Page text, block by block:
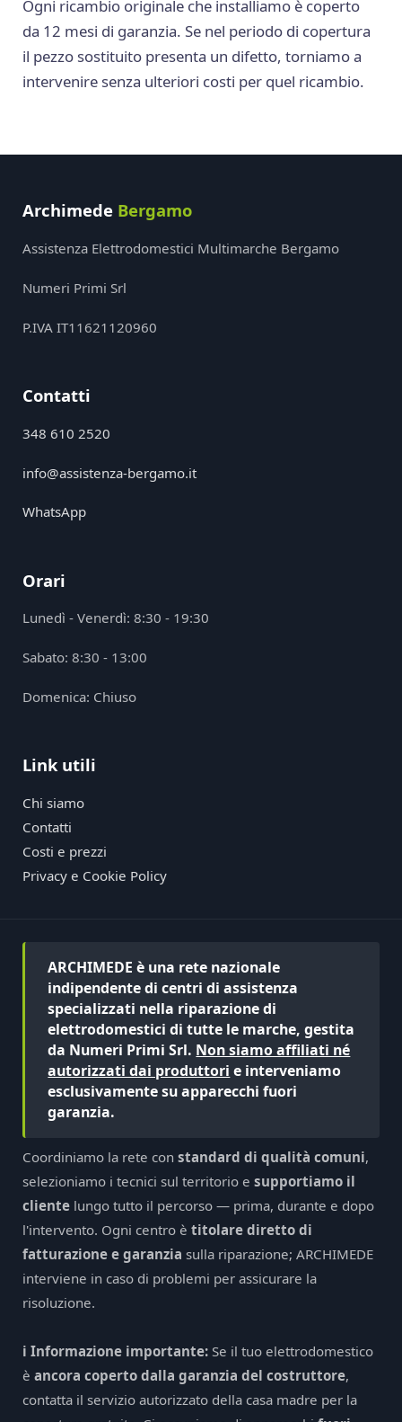
Ogni ricambio originale che installiamo è coperto
da 12 mesi di garanzia. Se nel periodo di copertura
il pezzo sostituito presenta un difetto, torniamo a
intervenire senza ulteriori costi per quel ricambio.
Archimede Bergamo
Assistenza Elettrodomestici Multimarche Bergamo
Numeri Primi Srl
P.IVA IT11621120960
Contatti
348 610 2520
info@assistenza-bergamo.it
WhatsApp
Orari
Lunedì - Venerdì: 8:30 - 19:30
Sabato: 8:30 - 13:00
Domenica: Chiuso
Link utili
Chi siamo
Contatti
Costi e prezzi
Privacy e Cookie Policy
ARCHIMEDE è una rete nazionale
indipendente di centri di assistenza
specializzati nella riparazione di
elettrodomestici di tutte le marche, gestita
da Numeri Primi Srl. Non siamo affiliati né
autorizzati dai produttori e interveniamo
esclusivamente su apparecchi fuori
garanzia.
Coordiniamo la rete constandard di qualità comuni,
selezioniamo i tecnici sul territorio esupportiamo il
cliente lungo tutto il percorso — prima, durante e dopo
l'intervento. Ogni centro ètitolare diretto di
fatturazione e garanzia sulla riparazione; ARCHIMEDE
interviene in caso di problemi per assicurare la
risoluzione.
ℹ️ Informazione importante: Se il tuo elettrodomestico
èancora coperto dalla garanzia del costruttore,
contatta il servizio autorizzato della casa madre per la